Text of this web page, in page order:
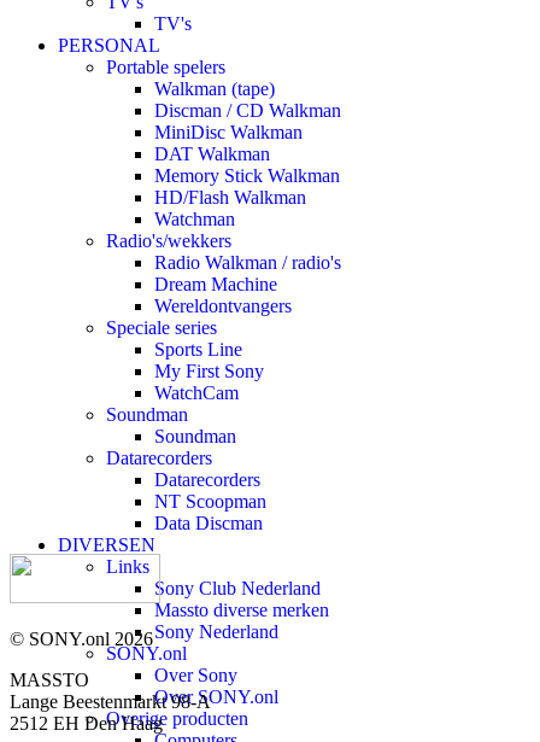
© SONY.onl 2026
MASSTO
Lange Beestenmarkt 98-A
2512 EH Den Haag
TV's
PERSONAL
Portable spelers
Walkman (tape)
Discman / CD Walkman
MiniDisc Walkman
DAT Walkman
Memory Stick Walkman
HD/Flash Walkman
Watchman
Radio's/wekkers
Radio Walkman / radio's
Dream Machine
Wereldontvangers
Speciale series
Sports Line
My First Sony
WatchCam
Soundman
Soundman
Datarecorders
Datarecorders
NT Scoopman
Data Discman
DIVERSEN
Links
Sony Club Nederland
Massto diverse merken
Sony Nederland
SONY.onl
Over Sony
Over SONY.onl
Overige producten